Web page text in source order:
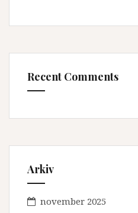
Recent Comments
Arkiv
november 2025